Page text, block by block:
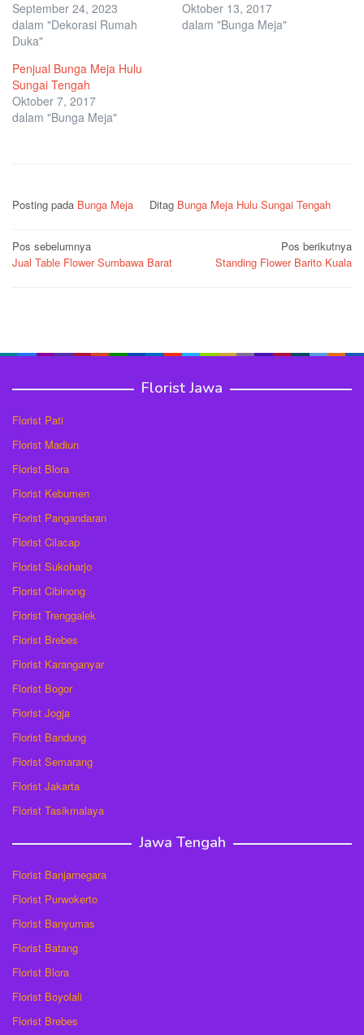
September 24, 2023
dalam "Dekorasi Rumah
Duka"
Oktober 13, 2017
dalam "Bunga Meja"
Penjual Bunga Meja Hulu
Sungai Tengah
Oktober 7, 2017
dalam "Bunga Meja"
Posting pada Bunga Meja Ditag Bunga Meja Hulu Sungai Tengah
Navigasi
pos
Pos sebelumnya
Jual Table Flower Sumbawa Barat
Pos berikutnya
Standing Flower Barito Kuala
Florist Jawa
Florist Pati
Florist Madiun
Florist Blora
Florist Kebumen
Florist Pangandaran
Florist Cilacap
Florist Sukoharjo
Florist Cibinong
Florist Trenggalek
Florist Brebes
Florist Karanganyar
Florist Bogor
Florist Jogja
Florist Bandung
Florist Semarang
Florist Jakarta
Florist Tasikmalaya
Jawa Tengah
Florist Banjarnegara
Florist Purwokerto
Florist Banyumas
Florist Batang
Florist Blora
Florist Boyolali
Florist Brebes